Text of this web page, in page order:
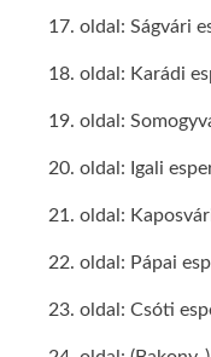
17. oldal: Ságvári
18. oldal: Karádi
19. oldal:
20. oldal: Igali
21. oldal:
22. oldal: Pápai
23. oldal: Csóti